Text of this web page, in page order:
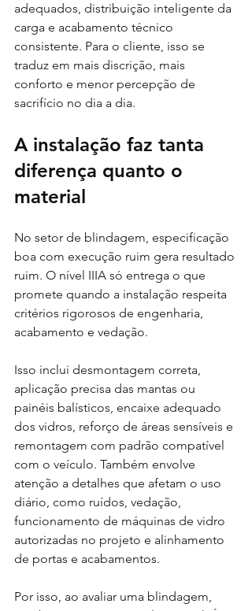
adequados, distribuição inteligente da
carga e acabamento técnico
consistente. Para o cliente, isso se
traduz em mais discrição, mais
conforto e menor percepção de
sacrifício no dia a dia.
A instalação faz tanta
diferença quanto o
material
No setor de blindagem, especificação
boa com execução ruim gera resultado
ruim. O nível IIIA só entrega o que
promete quando a instalação respeita
critérios rigorosos de engenharia,
acabamento e vedação.
Isso inclui desmontagem correta,
aplicação precisa das mantas ou
painéis balísticos, encaixe adequado
dos vidros, reforço de áreas sensíveis e
remontagem com padrão compatível
com o veículo. Também envolve
atenção a detalhes que afetam o uso
diário, como ruídos, vedação,
funcionamento de máquinas de vidro
autorizadas no projeto e alinhamento
de portas e acabamentos.
Por isso, ao avaliar uma blindagem,